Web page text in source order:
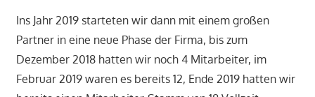
Ins Jahr 2019 starteten wir dann mit einem großen
Partner in eine neue Phase der Firma, bis zum
Dezember 2018 hatten wir noch 4 Mitarbeiter, im
Februar 2019 waren es bereits 12, Ende 2019 hatten wir